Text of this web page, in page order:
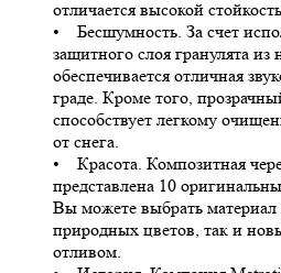
отличается высокой
• Бесшумность. За счет
защитного слоя гранулята из
обеспечивается отличная
граде. Кроме того,
способствует легкому
от снега.
• Красота. Композитная
представлена 10
Вы можете выбрать материал
природных цветов, так и
отливом.